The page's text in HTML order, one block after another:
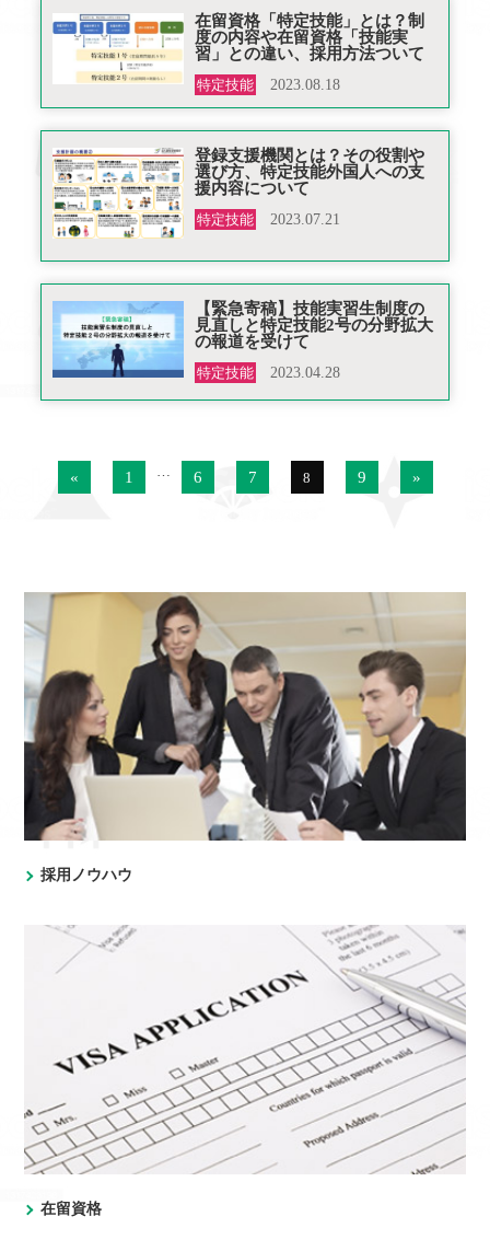
在留資格「特定技能」とは？制
度の内容や在留資格「技能実
習」との違い、採用方法ついて
特定技能 2023.08.18
登録支援機関とは？その役割や
選び方、特定技能外国人への支
援内容について
特定技能 2023.07.21
【緊急寄稿】技能実習生制度の
見直しと特定技能2号の分野拡大
の報道を受けて
特定技能 2023.04.28
« 1 … 6 7 8 9 »
採用ノウハウ
在留資格